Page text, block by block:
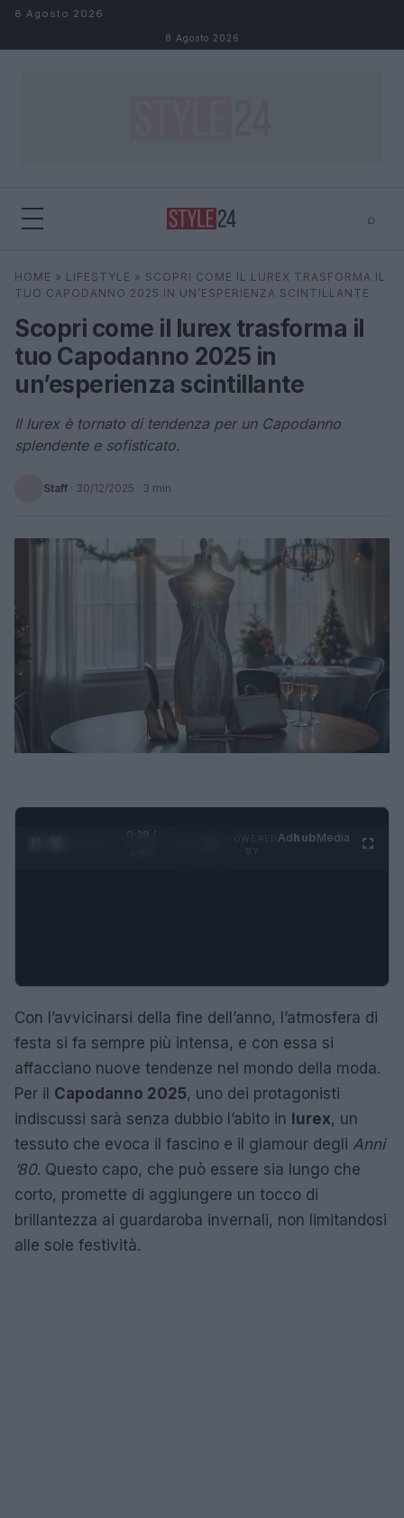
Salta al contenuto
8 Agosto 2026
8 Agosto 2026
⌕
Cerca ⌕ ×
HOME » LIFESTYLE » SCOPRI COME IL LUREX TRASFORMA IL
TUO CAPODANNO 2025 IN UN’ESPERIENZA SCINTILLANTE
Scopri come il lurex trasforma il
tuo Capodanno 2025 in
un’esperienza scintillante
Il lurex è tornato di tendenza per un Capodanno
splendente e sofisticato.
Staff · 30/12/2025 · 3 min
0:29 /
AdhubMedia
Con l’avvicinarsi della fine dell’anno, l’atmosfera di
festa si fa sempre più intensa, e con essa si
affacciano nuove tendenze nel mondo della moda.
Per il Capodanno 2025, uno dei protagonisti
indiscussi sarà senza dubbio l’abito in lurex, un
tessuto che evoca il fascino e il glamour degli Anni
’80. Questo capo, che può essere sia lungo che
corto, promette di aggiungere un tocco di
brillantezza ai guardaroba invernali, non limitandosi
alle sole festività.